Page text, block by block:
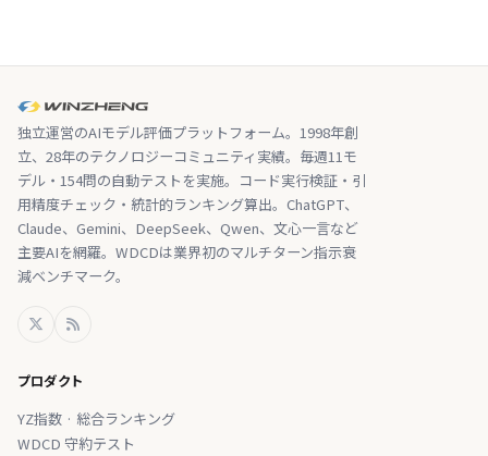
独立運営のAIモデル評価プラットフォーム。1998年創
立、28年のテクノロジーコミュニティ実績。毎週11モ
デル・154問の自動テストを実施。コード実行検証・引
用精度チェック・統計的ランキング算出。ChatGPT、
Claude、Gemini、DeepSeek、Qwen、文心一言など
主要AIを網羅。WDCDは業界初のマルチターン指示衰
減ベンチマーク。
プロダクト
YZ指数 · 総合ランキング
WDCD 守約テスト